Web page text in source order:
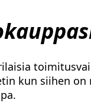
kun siihen